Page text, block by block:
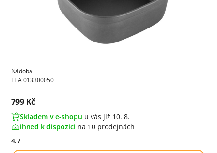
Nádoba
ETA 013300050
Cena s DPH:
799 Kč
Skladem v e-shopu u vás již 10. 8.
ihned k dispozici na 10 prodejnách
4.7